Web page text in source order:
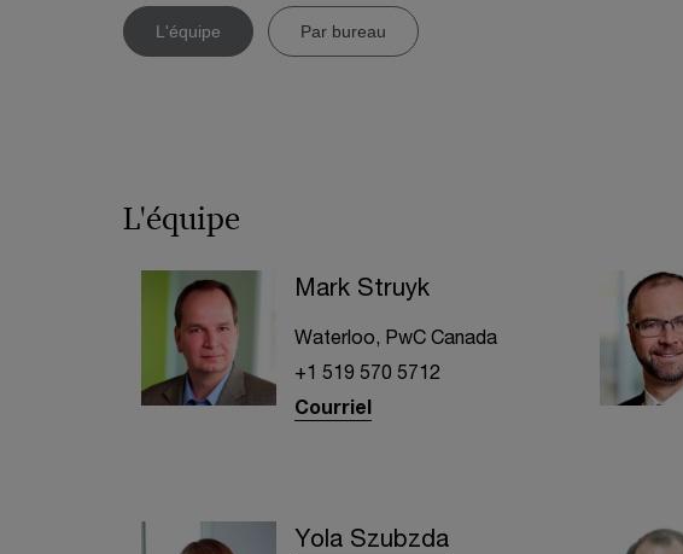
L'équipe Par bureau
L'équipe
Mark Struyk
Waterloo, PwC Canada
+1 519 570 5712
Courriel
Yola Szubzda